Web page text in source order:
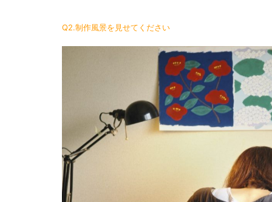
Q2.制作風景を見せてください